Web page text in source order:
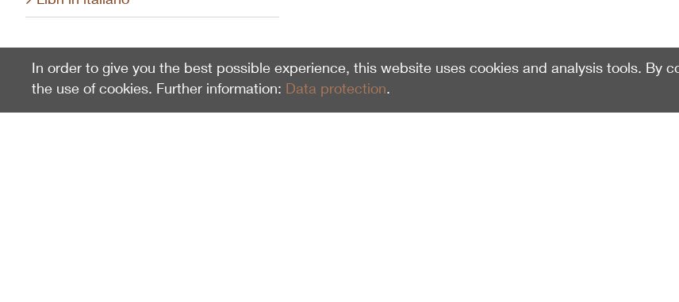
In order to give you the best possible experience, this website uses cookies and analysis tools. By
the use of cookies. Further information: Data protection.